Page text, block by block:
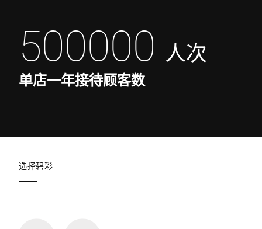
500000 人次
单店一年接待顾客数
选择碧彩